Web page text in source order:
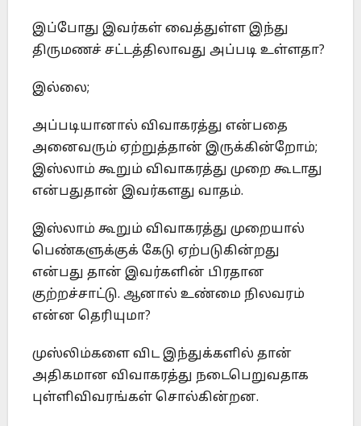
இப்போது இவர்கள் வைத்துள்ள இந்து
திருமணச் சட்டத்திலாவது அப்படி உள்ளதா?
இல்லை;
அப்படியானால் விவாகரத்து என்பதை
அனைவரும் ஏற்றுத்தான் இருக்கின்றோம்;
இஸ்லாம் கூறும் விவாகரத்து முறை கூடாது
என்பதுதான் இவர்களது வாதம்.
இஸ்லாம் கூறும் விவாகரத்து முறையால்
பெண்களுக்குக் கேடு ஏற்படுகின்றது
என்பது தான் இவர்களின் பிரதான
குற்றச்சாட்டு. ஆனால் உண்மை நிலவரம்
என்ன தெரியுமா?
முஸ்லிம்களை விட இந்துக்களில் தான்
அதிகமான விவாகரத்து நடைபெறுவதாக
புள்ளிவிவரங்கள் சொல்கின்றன.